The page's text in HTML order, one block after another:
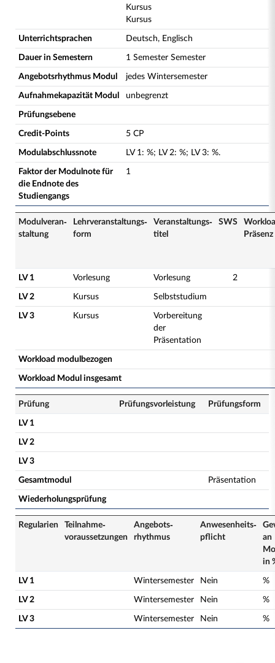
Kursus
Kursus
Unterrichtsprachen Deutsch, Englisch
Dauer in Semestern 1 Semester Semester
Angebotsrhythmus Modul jedes Wintersemester
Aufnahmekapazität Modul unbegrenzt
Prüfungsebene
Credit-Points 5 CP
Modulabschlussnote LV 1: %; LV 2: %; LV 3: %.
Faktor der Modulnote für
die Endnote des
Studiengangs
1
Modulveran­
staltung
Lehrveranstaltungs­
form
Veranstaltungs­
titel
SWS
Präsenz
LV 1 Vorlesung Vorlesung 2
LV 2 Kursus Selbststudium
LV 3 Kursus
Vorbereitung
der
Präsentation
Workload modulbezogen
Workload Modul insgesamt
Prüfung Prüfungsvorleistung Prüfungsform
LV 1
LV 2
LV 3
Gesamtmodul Präsentation
Wiederholungsprüfung
Regularien
Teilnahme­
voraussetzungen
Angebots­
rhythmus
Anwesenheits­
pflicht
an
in
LV 1 Wintersemester Nein %
LV 2 Wintersemester Nein %
LV 3 Wintersemester Nein %